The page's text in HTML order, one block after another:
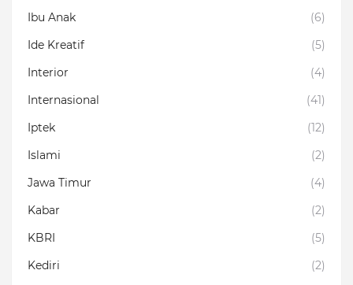
Ibu Anak
(6)
Ide Kreatif
(5)
Interior
(4)
Internasional
(41)
Iptek
(12)
Islami
(2)
Jawa Timur
(4)
Kabar
(2)
KBRI
(5)
Kediri
(2)